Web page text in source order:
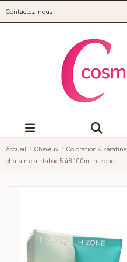
Contactez-nous
Accueil Cheveux Coloration & kératine
chatain clair tabac 5.48 100ml-h-zone